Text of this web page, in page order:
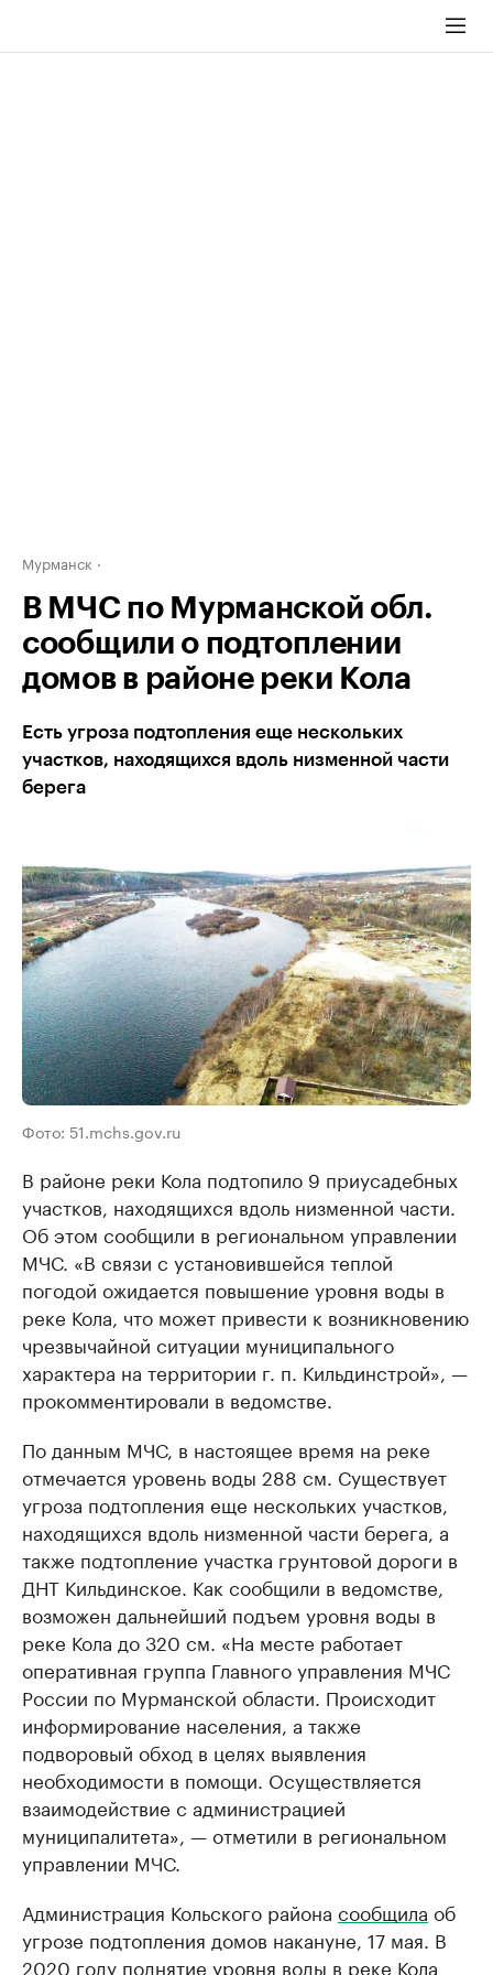
Мурманск
В МЧС по Мурманской обл.
сообщили о подтоплении
домов в районе реки Кола
Есть угроза подтопления еще нескольких
участков, находящихся вдоль низменной части
берега
Фото: 51.mchs.gov.ru
В районе реки Кола подтопило 9 приусадебных
участков, находящихся вдоль низменной части.
Об этом сообщили в региональном управлении
МЧС. «В связи с установившейся теплой
погодой ожидается повышение уровня воды в
реке Кола, что может привести к возникновению
чрезвычайной ситуации муниципального
характера на территории г. п. Кильдинстрой», —
прокомментировали в ведомстве.
По данным МЧС, в настоящее время на реке
отмечается уровень воды 288 см. Существует
угроза подтопления еще нескольких участков,
находящихся вдоль низменной части берега, а
также подтопление участка грунтовой дороги в
ДНТ Кильдинское. Как сообщили в ведомстве,
возможен дальнейший подъем уровня воды в
реке Кола до 320 см. «На месте работает
оперативная группа Главного управления МЧС
России по Мурманской области. Происходит
информирование населения, а также
подворовый обход в целях выявления
необходимости в помощи. Осуществляется
взаимодействие с администрацией
муниципалитета», — отметили в региональном
управлении МЧС.
Администрация Кольского района сообщила об
угрозе подтопления домов накануне, 17 мая. В
2020 году поднятие уровня воды в реке Кола